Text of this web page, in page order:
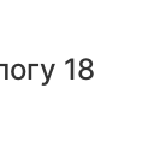
18